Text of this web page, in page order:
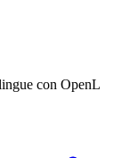
con OpenL